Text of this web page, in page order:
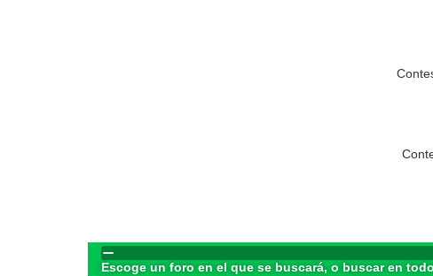
Escoge un foro en el que se buscará, o buscar en